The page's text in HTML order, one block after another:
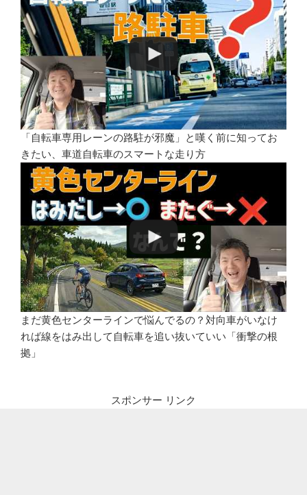
「自転車専用レーンの路駐が邪魔」と嘆く前に知ってお
きたい、車道自転車のスマートな走り方
まだ黄色センターラインで悩んでるの？対向車がいなけ
れば線をはみ出して自転車を追い抜いていい「衝撃の根
拠」
スポンサー リンク